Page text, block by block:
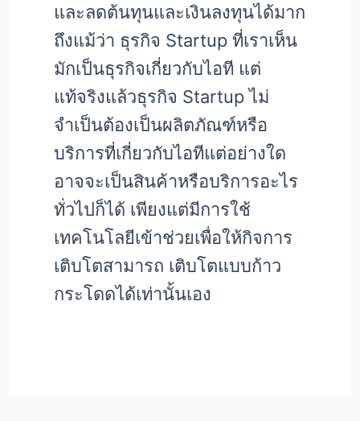
และลดต้นทุนและเงินลงทุนได้มาก
ถึงแม้ว่า ธุรกิจ Startup ที่เราเห็น
มักเป็นธุรกิจเกี่ยวกับไอที แต่
แท้จริงแล้วธุรกิจ Startup ไม่
จำเป็นต้องเป็นผลิตภัณฑ์หรือ
บริการที่เกี่ยวกับไอทีแต่อย่างใด
อาจจะเป็นสินค้าหรือบริการอะไร
ทั่วไปก็ได้ เพียงแต่มีการใช้
เทคโนโลยีเข้าช่วยเพื่อให้กิจการ
เติบโตสามารถ เติบโตแบบก้าว
กระโดดได้เท่านั้นเอง